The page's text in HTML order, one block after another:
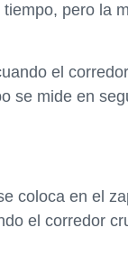
pero la
el
se mide en
coloca en el
el corredor